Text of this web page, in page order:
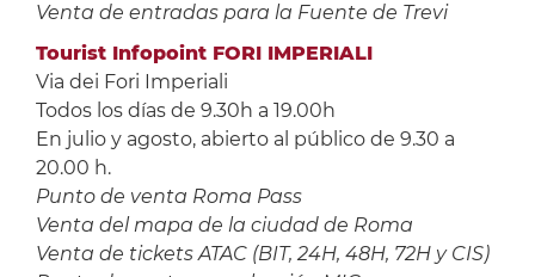
Venta de entradas para la Fuente de Trevi
Tourist Infopoint FORI IMPERIALI
Via dei Fori Imperiali
Todos los días de 9.30h a 19.00h
En julio y agosto, abierto al público de 9.30 a
20.00 h.
Punto de venta Roma Pass
Venta del mapa de la ciudad de Roma
Venta de tickets ATAC (BIT, 24H, 48H, 72H y CIS)